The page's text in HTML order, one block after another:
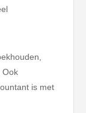
Ook
is met